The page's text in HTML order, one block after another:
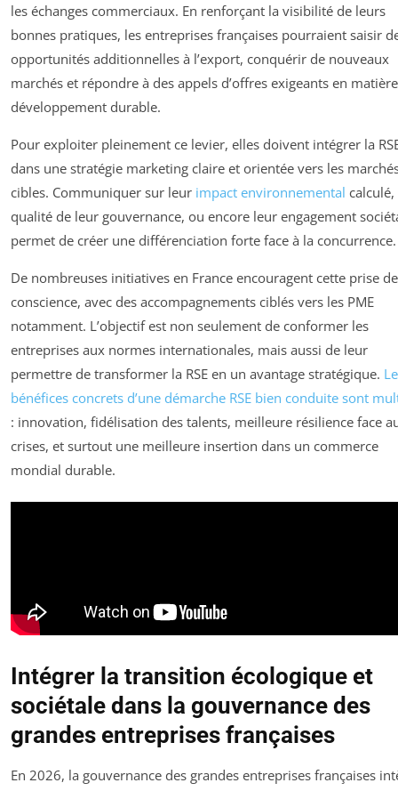
les échanges commerciaux. En renforçant la visibilité de leurs
bonnes pratiques, les entreprises françaises pourraient saisir
opportunités additionnelles à l’export, conquérir de nouveaux
marchés et répondre à des appels d’offres exigeants en
développement durable.
Pour exploiter pleinement ce levier, elles doivent intégrer la
dans une stratégie marketing claire et orientée vers les
cibles. Communiquer sur leur impact environnemental calculé,
qualité de leur gouvernance, ou encore leur engagement
permet de créer une différenciation forte face à la concurrence.
De nombreuses initiatives en France encouragent cette prise de
conscience, avec des accompagnements ciblés vers les PME
notamment. L’objectif est non seulement de conformer les
entreprises aux normes internationales, mais aussi de leur
permettre de transformer la RSE en un avantage stratégique.
bénéfices concrets d’une démarche RSE bien conduite sont
: innovation, fidélisation des talents, meilleure résilience face
crises, et surtout une meilleure insertion dans un commerce
mondial durable.
Intégrer la transition écologique et
sociétale dans la gouvernance des
grandes entreprises françaises
En 2026, la gouvernance des grandes entreprises françaises